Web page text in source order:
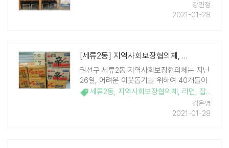
강민정
2021-01-28
[세류2동] 지역사회보장협의체, 이웃돕기 물품 기부
권선구 세류2동 지역사회보장협의체는 지난
26일, 어려운 이웃돕기를 위하여 40개들이
라면 5박스, 32들이 라면 2박스 등 모두 7박
스의 라면과 잡곡 2세트를 기부하였다. 동 지
역사회보장협의체는 지난해 12월에도 사랑
세류2동, 지역사회보장협의체 , 라면, 잡곡
김은영
2021-01-28